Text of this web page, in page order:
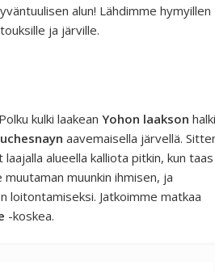
alun! Lähdimme hymyillen
ja järville.
kulki laakean Yohon laakson halki
aavemaisella järvellä.
alueella kalliota pitkin, kun taas
muunkin ihmisen, ja
loitontamiseksi. Jatkoimme matkaa
-koskea.